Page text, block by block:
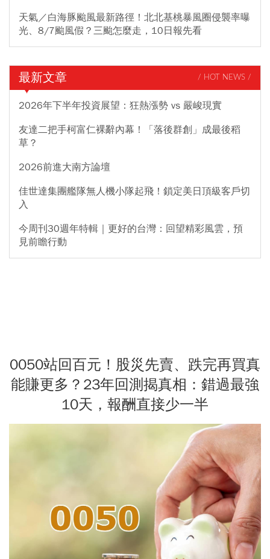
天氣／白海豚颱風最新路徑！北北基桃暴風圈侵襲率曝
光、8/7颱風假？三颱怎麼走，10日報先看
最新文章 / HOT NEWS /
2026年下半年投資展望：狂熱漲勢 vs 嚴峻現實
友達二把手柯富仁裸辭內幕！「落後群創」成最後稻
草？
2026前進大南方論壇
佳世達集團艦隊無人機小隊起飛！鎖定美日頂級客戶切
入
今周刊30週年特輯｜更好的台灣：回望精彩風雲，預
見前瞻行動
0050站回百元！股災先賣、跌完再買真
能賺更多？23年回測揭真相：錯過最強
10天，報酬直接少一半